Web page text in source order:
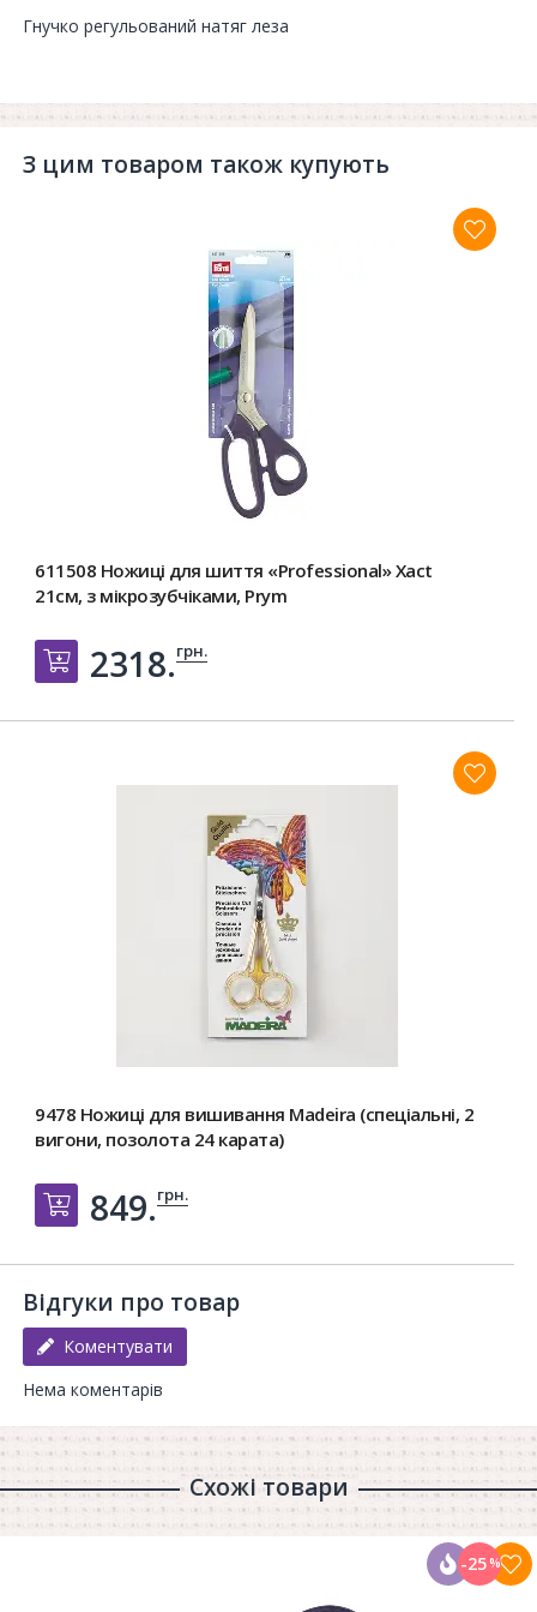
Гнучко регульований натяг леза
З цим товаром також купують
611508 Ножиці для шиття «Professional» Xact
21см, з мікрозубчіками, Prym
Добавить в корзину
2318.грн.
9478 Ножиці для вишивання Madeira (спеціальні, 2
вигони, позолота 24 карата)
Добавить в корзину
849.грн.
Відгуки про товар
Коментувати
Нема коментарів
Схожі товари
-25%